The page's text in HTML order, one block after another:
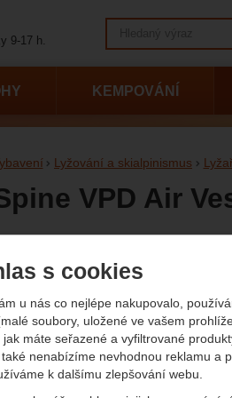
s cookies
u nás co nejlépe nakupovalo,
soubory, uložené ve vašem
máte seřazené a vyfiltrované
nenabízíme nevhodnou reklamu a
k dalšímu zlepšování webu.
Lyžování a skialpinismus
VPD Air
KEMPOVÁNÍ
9-17 h.